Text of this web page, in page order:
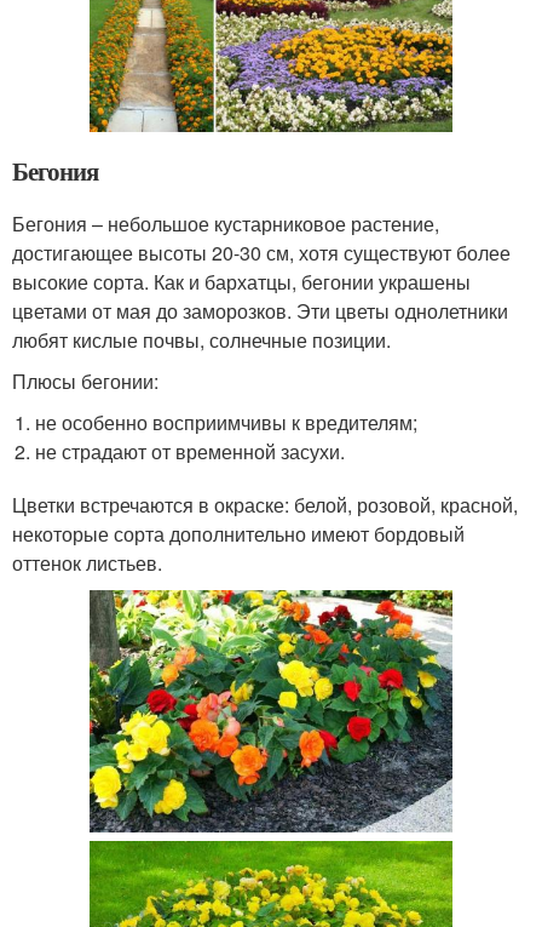
Бегония
Бегония – небольшое кустарниковое растение,
достигающее высоты 20-30 см, хотя существуют более
высокие сорта. Как и бархатцы, бегонии украшены
цветами от мая до заморозков. Эти цветы однолетники
любят кислые почвы, солнечные позиции.
Плюсы бегонии:
не особенно восприимчивы к вредителям;
не страдают от временной засухи.
Цветки встречаются в окраске: белой, розовой, красной,
некоторые сорта дополнительно имеют бордовый
оттенок листьев.